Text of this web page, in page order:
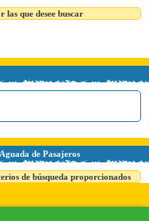
las que desee buscar
de Pasajeros
de búsqueda proporcionados